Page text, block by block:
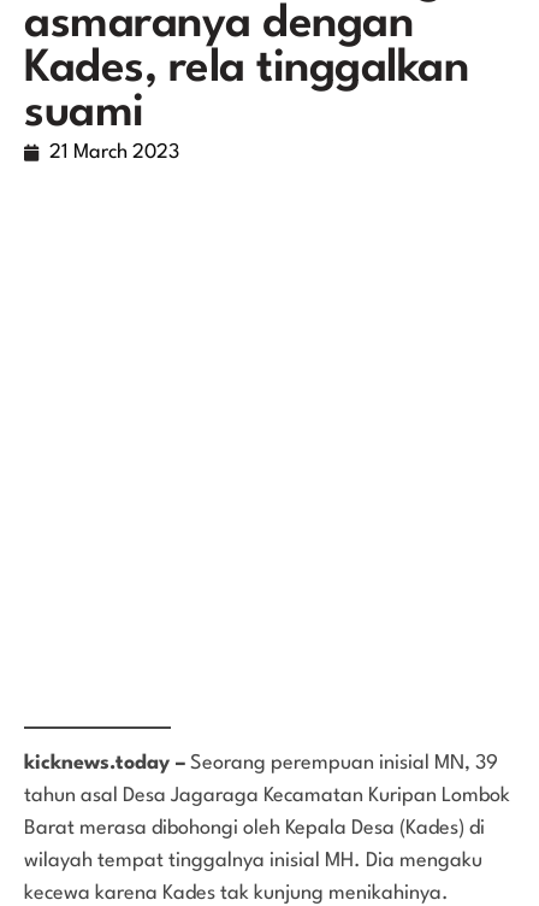
asmaranya dengan
Kades, rela tinggalkan
suami
21 March 2023
kicknews.today – Seorang perempuan inisial MN, 39
tahun asal Desa Jagaraga Kecamatan Kuripan Lombok
Barat merasa dibohongi oleh Kepala Desa (Kades) di
wilayah tempat tinggalnya inisial MH. Dia mengaku
kecewa karena Kades tak kunjung menikahinya.